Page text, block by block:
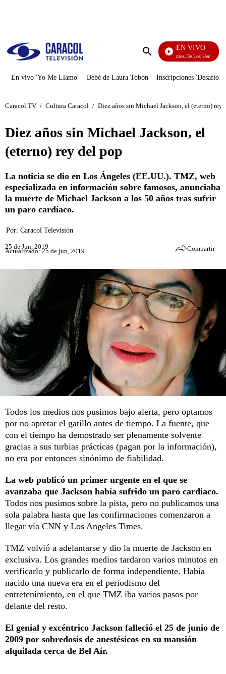
Enviar
EN VIVO
Cuentos De Los Hermanos
En vivo 'Yo Me Llamo' Bebé de Laura Tobón Inscripciones 'Desafío'
Caracol TV / Cultura Caracol / Diez años sin Michael Jackson, el (eterno) rey
Diez años sin Michael Jackson, el
(eterno) rey del pop
La noticia se dio en Los Ángeles (EE.UU.). TMZ, web
especializada en información sobre famosos, anunciaba
la muerte de Michael Jackson a los 50 años tras sufrir
un paro cardíaco.
Por: Caracol Televisión
25 de Jun, 2019
Actualizado: 25 de jun, 2019 Compartir
Todos los medios nos pusimos bajo alerta, pero optamos
por no apretar el gatillo antes de tiempo. La fuente, que
con el tiempo ha demostrado ser plenamente solvente
gracias a sus turbias prácticas (pagan por la información),
no era por entonces sinónimo de fiabilidad.
La web publicó un primer urgente en el que se
avanzaba que Jackson había sufrido un paro cardiaco.
Todos nos pusimos sobre la pista, pero no publicamos una
sola palabra hasta que las confirmaciones comenzaron a
llegar vía CNN y Los Angeles Times.
TMZ volvió a adelantarse y dio la muerte de Jackson en
exclusiva. Los grandes medios tardaron varios minutos en
verificarlo y publicarlo de forma independiente. Había
nacido una nueva era en el periodismo del
entretenimiento, en el que TMZ iba varios pasos por
delante del resto.
El genial y excéntrico Jackson falleció el 25 de junio de
2009 por sobredosis de anestésicos en su mansión
alquilada cerca de Bel Air.